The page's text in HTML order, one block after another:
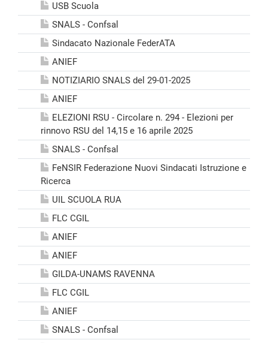
USB Scuola
SNALS - Confsal
Sindacato Nazionale FederATA
ANIEF
NOTIZIARIO SNALS del 29-01-2025
ANIEF
ELEZIONI RSU - Circolare n. 294 - Elezioni per
rinnovo RSU del 14,15 e 16 aprile 2025
SNALS - Confsal
FeNSIR Federazione Nuovi Sindacati Istruzione e
Ricerca
UIL SCUOLA RUA
FLC CGIL
ANIEF
ANIEF
GILDA-UNAMS RAVENNA
FLC CGIL
ANIEF
SNALS - Confsal